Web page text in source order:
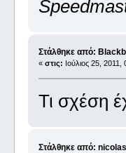
Στάλθηκε από:
« στις: Ιούλιος 25,
Τι σχέση
Στάλθηκε από: